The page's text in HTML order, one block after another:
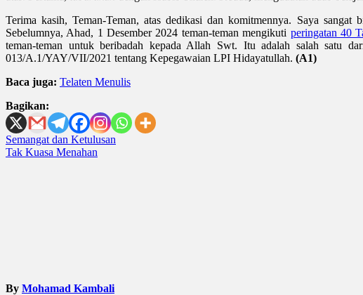
Terima kasih, Teman-Teman, atas dedikasi dan komitmennya. Saya
Sebelumnya, Ahad, 1 Desember 2024 teman-teman mengikuti peringatan 40
teman-teman untuk beribadah kepada Allah Swt. Itu adalah salah satu
013/A.1/YAY/VII/2021 tentang Kepegawaian LPI Hidayatullah. (A1)
Baca juga: Telaten Menulis
Bagikan:
Post
navigation
Semangat dan Ketulusan
Tak Kuasa Menahan
By Mohamad Kambali